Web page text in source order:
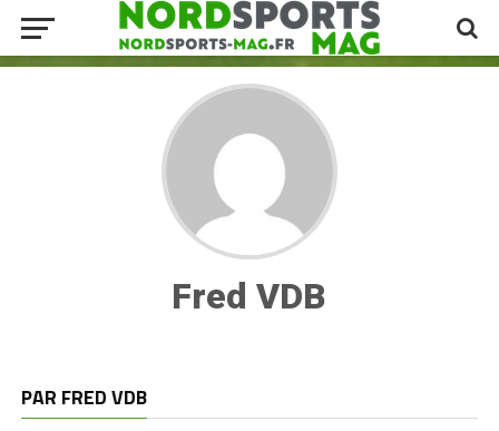
Fred VDB
PAR FRED VDB